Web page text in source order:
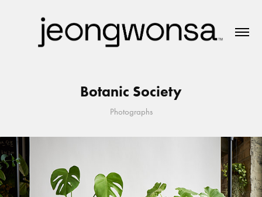
Botanic Society
Photographs